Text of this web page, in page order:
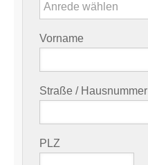
Anrede wählen
Vorname
Straße / Hausnummer
PLZ